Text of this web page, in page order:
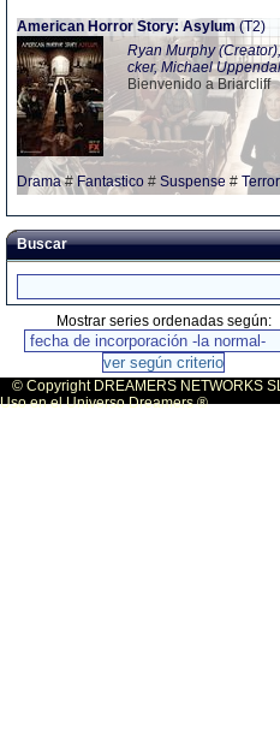
American Horror Story: Asylum (T2)
Ryan Murphy
cker, Michael
Bienvenido a Briarcliff
Drama# Fantastico # Suspense # Terror
Buscar
Mostrar series ordenadas según:
© Copyright DREAMERS NETWORKS
Uso en el Universo Dreamers ®